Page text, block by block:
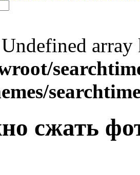
сжать